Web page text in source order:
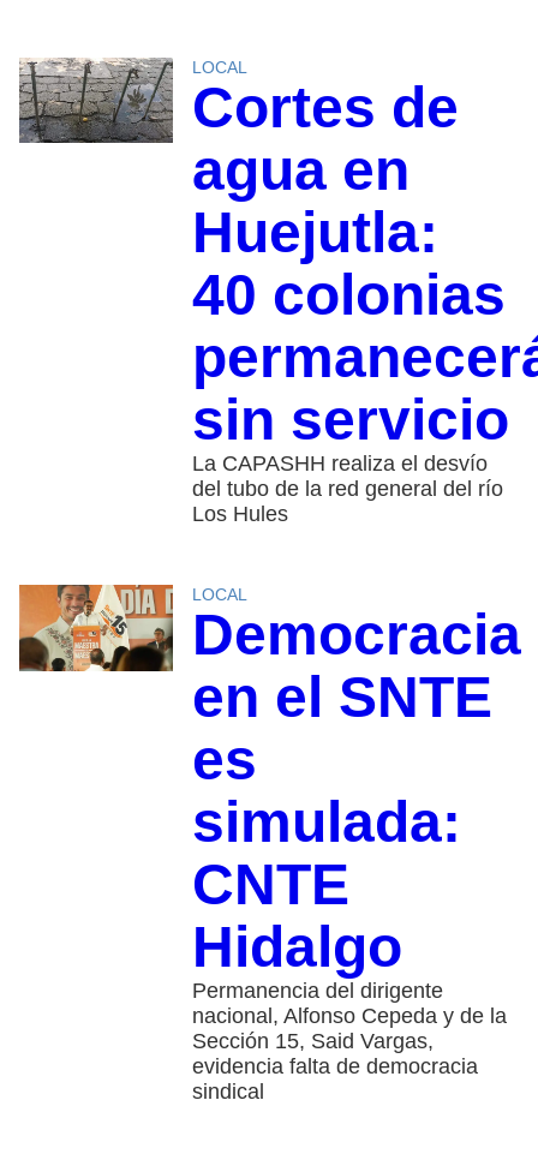
LOCAL
Cortes de
agua en
Huejutla:
40 colonias
sin servicio
La CAPASHH realiza el desvío
del tubo de la red general del río
Los Hules
LOCAL
Democracia
en el SNTE
es
simulada:
CNTE
Hidalgo
Permanencia del dirigente
nacional, Alfonso Cepeda y de la
Sección 15, Said Vargas,
evidencia falta de democracia
sindical